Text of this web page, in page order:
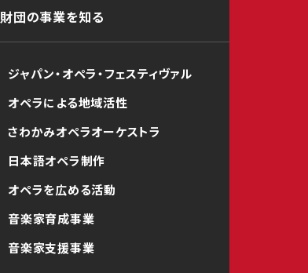
財団の事業を知る
ジャパン・オペラ・フェスティヴァル
オペラによる地域活性
さわかみオペラオーケストラ
日本語オペラ制作
オペラを広める活動
音楽家育成事業
音楽家支援事業